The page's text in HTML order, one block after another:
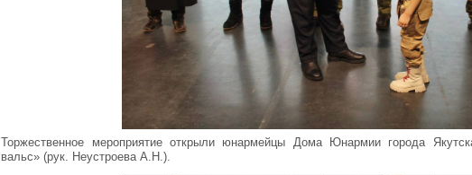
Торжественное мероприятие открыли юнармейцы Дома Юнармии города
вальс» (рук. Неустроева А.Н.).